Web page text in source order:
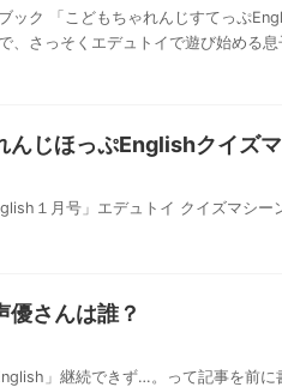
ック 「こどもちゃれんじすてっぷ
、さっそくエデュトイで遊び始める息
んじほっぷEnglishクイズ
１月号」エデュトイ クイズマシ
優さんは誰？
」継続できず…。って記事を前